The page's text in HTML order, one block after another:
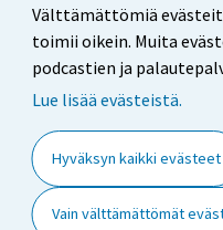
Välttämättömiä
toimii oikein. Muita
podcastien ja
Lue lisää evästeistä.
Hyväksyn kaikki evästeet
Vain välttämättömät
Käyttöehdot
Saavutettavuus
Tietoa sivustosta
Evästeasetukset